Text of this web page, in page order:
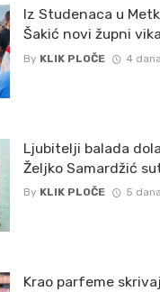
Iz Studenaca u
Šakić novi župni
By KLIK PLOČE 4 dana
Ljubitelji balada
Željko Samardžić
By KLIK PLOČE 5 dana
Krao parfeme